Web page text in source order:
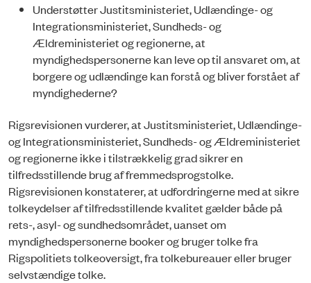
Understøtter Justitsministeriet, Udlændinge- og
Integrationsministeriet, Sundheds- og
Ældreministeriet og regionerne, at
myndighedspersonerne kan leve op til ansvaret om, at
borgere og udlændinge kan forstå og bliver forstået af
myndighederne?
Rigsrevisionen vurderer, at Justitsministeriet, Udlændinge-
og Integrationsministeriet, Sundheds- og Ældreministeriet
og regionerne ikke i tilstrækkelig grad sikrer en
tilfredsstillende brug af fremmedsprogstolke.
Rigsrevisionen konstaterer, at udfordringerne med at sikre
tolkeydelser af tilfredsstillende kvalitet gælder både på
rets-, asyl- og sundhedsområdet, uanset om
myndighedspersonerne booker og bruger tolke fra
Rigspolitiets tolkeoversigt, fra tolkebureauer eller bruger
selvstændige tolke.